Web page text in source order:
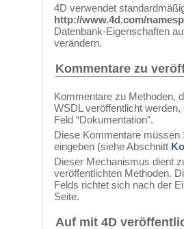
4D verwendet
http://www.4d.com/
Datenbank-Eigenschaften
verändern.
Kommentare zu
Kommentare zu Methoden,
WSDL veröffentlicht
Feld “Dokumentation”.
Diese Kommentare müssen
eingeben (siehe Abschnitt
Dieser Mechanismus dient
veröffentlichten Methoden.
Felds richtet sich nach der
Seite.
Auf mit 4D